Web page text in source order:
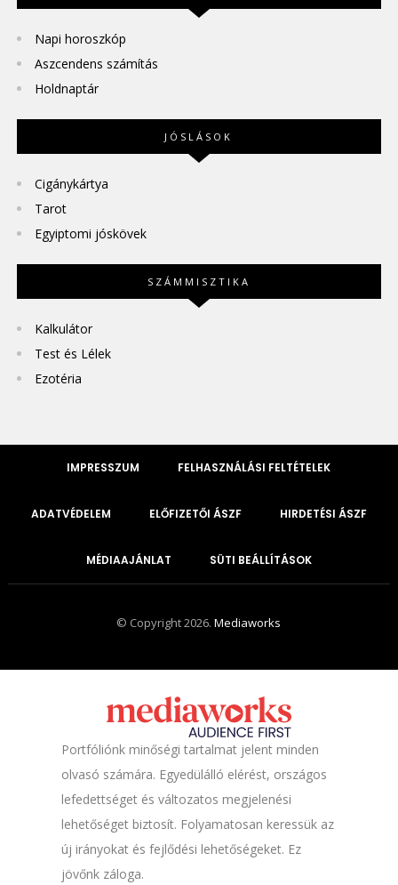
Napi horoszkóp
Aszcendens számítás
Holdnaptár
JÓSLÁSOK
Cigánykártya
Tarot
Egyiptomi jóskövek
SZÁMMISZTIKA
Kalkulátor
Test és Lélek
Ezotéria
IMPRESSZUM FELHASZNÁLÁSI FELTÉTELEK
ADATVÉDELEM ELŐFIZETŐI ÁSZF HIRDETÉSI ÁSZF
MÉDIAAJÁNLAT SÜTI BEÁLLÍTÁSOK
© Copyright 2026.Mediaworks
Portfóliónk minőségi tartalmat jelent minden
olvasó számára. Egyedülálló elérést, országos
lefedettséget és változatos megjelenési
lehetőséget biztosít. Folyamatosan keressük az
új irányokat és fejlődési lehetőségeket. Ez
jövőnk záloga.